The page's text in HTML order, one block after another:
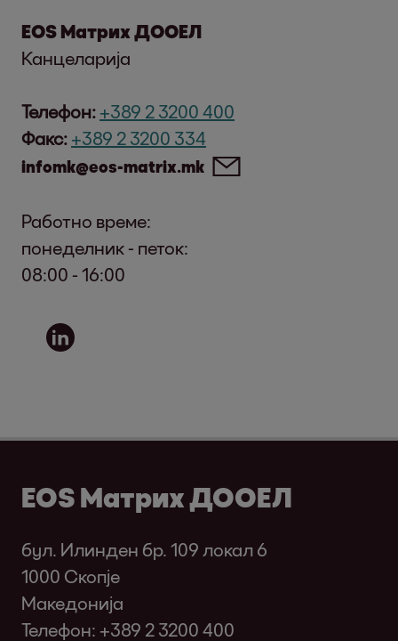
EOS Матрих ДООЕЛ
Канцеларија
Телефон: +389 2 3200 400
Факс: +389 2 3200 334
infomk@eos-matrix.mk
Работно време:
понеделник - петок:
08:00 - 16:00
EOS Матрих ДООЕЛ
бул. Илинден бр. 109 локал 6
1000 Скопје
Македонија
Телефон: +389 2 3200 400